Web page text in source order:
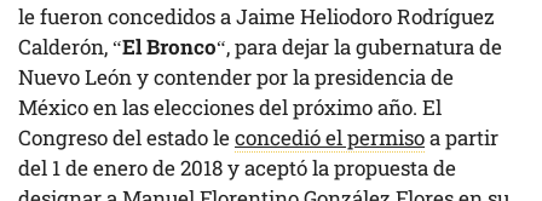
le fueron concedidos a Jaime Heliodoro Rodríguez
Calderón, “El Bronco“, para dejar la gubernatura de
Nuevo León y contender por la presidencia de
México en las elecciones del próximo año. El
Congreso del estado leconcedió el permisoa partir
del 1 de enero de 2018 y aceptó la propuesta de